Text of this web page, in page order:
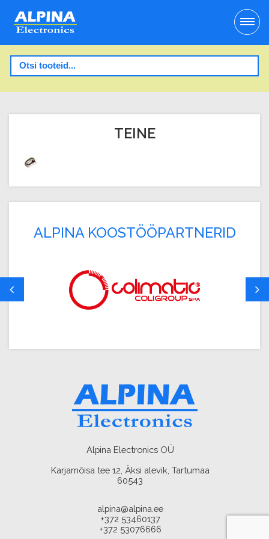
TEINE
ALPINA KOOSTÖÖPARTNERID
Alpina Electronics OÜ
Karjamõisa tee 12, Äksi alevik, Tartumaa
60543
alpina@alpina.ee
+372 53460137
+372 53076666